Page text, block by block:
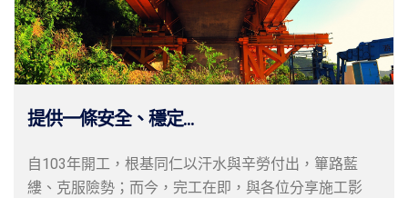
提供一條安全、穩定...
自103年開工，根基同仁以汗水與辛勞付出，篳路藍
縷、克服險勢；而今，完工在即，與各位分享施工影